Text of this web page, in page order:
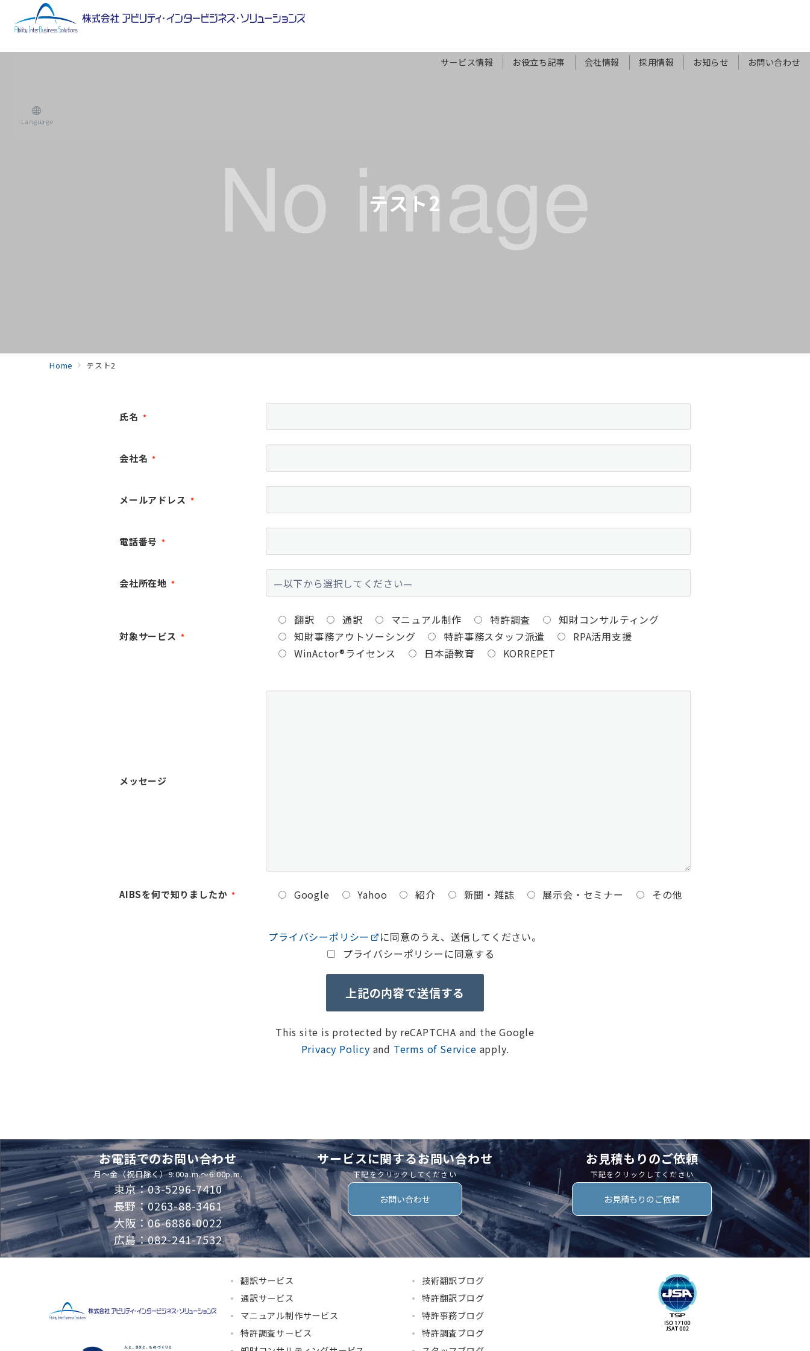
サービス情報 お役立ち記事 会社情報 採用情報 お知らせ お問い合わせ
Language
テスト2
Home テスト2
氏名 *
会社名 *
メールアドレス *
電話番号 *
会社所在地 *
対象サービス *
翻訳 通訳 マニュアル制作 特許調査
知財コンサルティング
知財事務アウトソーシング
特許事務スタッフ派遣
RPA活用支援
WinActor®ライセンス
日本語教育 KORREPET
メッセージ
AIBSを何で知りましたか * Google Yahoo 紹介 新聞・雑誌 展示会・セミナー その他
プライバシーポリシー
に同意のうえ、送信してください。
プライバシーポリシーに同意する
This site is protected by reCAPTCHA and the Google
Privacy Policy and Terms of Service apply.
お電話でのお問い合わせ
月～金（祝日除く）9:00a.m.～6:00p.m.
東京：03-5296-7410
長野：0263-88-3461
大阪：06-6886-0022
広島：082-241-7532
サービスに関するお問い合わせ
下記をクリックしてください
お問い合わせ
お見積もりのご依頼
下記をクリックしてください
お見積もりのご依頼
翻訳サービス
通訳サービス
マニュアル制作サービス
特許調査サービス
技術翻訳ブログ
特許翻訳ブログ
特許事務ブログ
特許調査ブログ